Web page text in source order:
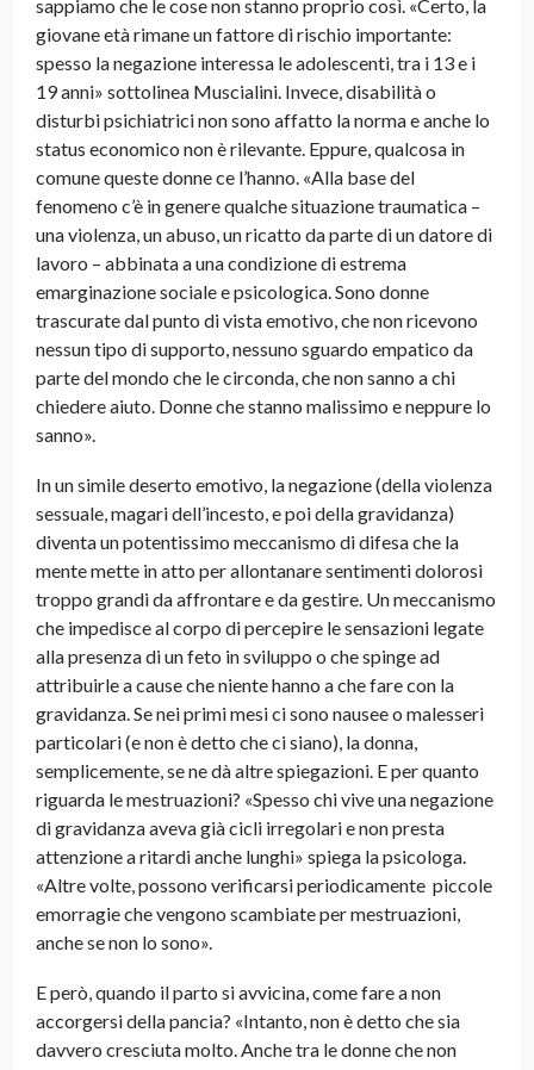
sappiamo che le cose non stanno proprio così. «Certo, la
giovane età rimane un fattore di rischio importante:
spesso la negazione interessa le adolescenti, tra i 13 e i
19 anni» sottolinea Muscialini. Invece, disabilità o
disturbi psichiatrici non sono affatto la norma e anche lo
status economico non è rilevante. Eppure, qualcosa in
comune queste donne ce l’hanno. «Alla base del
fenomeno c’è in genere qualche situazione traumatica –
una violenza, un abuso, un ricatto da parte di un datore di
lavoro – abbinata a una condizione di estrema
emarginazione sociale e psicologica. Sono donne
trascurate dal punto di vista emotivo, che non ricevono
nessun tipo di supporto, nessuno sguardo empatico da
parte del mondo che le circonda, che non sanno a chi
chiedere aiuto. Donne che stanno malissimo e neppure lo
sanno».
In un simile deserto emotivo, la negazione (della violenza
sessuale, magari dell’incesto, e poi della gravidanza)
diventa un potentissimo meccanismo di difesa che la
mente mette in atto per allontanare sentimenti dolorosi
troppo grandi da affrontare e da gestire. Un meccanismo
che impedisce al corpo di percepire le sensazioni legate
alla presenza di un feto in sviluppo o che spinge ad
attribuirle a cause che niente hanno a che fare con la
gravidanza. Se nei primi mesi ci sono nausee o malesseri
particolari (e non è detto che ci siano), la donna,
semplicemente, se ne dà altre spiegazioni. E per quanto
riguarda le mestruazioni? «Spesso chi vive una negazione
di gravidanza aveva già cicli irregolari e non presta
attenzione a ritardi anche lunghi» spiega la psicologa.
«Altre volte, possono verificarsi periodicamente piccole
emorragie che vengono scambiate per mestruazioni,
anche se non lo sono».
E però, quando il parto si avvicina, come fare a non
accorgersi della pancia? «Intanto, non è detto che sia
davvero cresciuta molto. Anche tra le donne che non